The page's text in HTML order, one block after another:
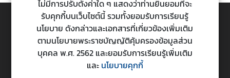
กระทรวงการต่างประเทศ
ไม่มีการปรับตั้งค่าใด ๆ แสดงว่าท่านยินยอมที่จะ
รับคุกกี้บนเว็บไซต์นี้ รวมทั้งยอมรับการเรียนรู้
นโยบาย ดังกล่าวและเอกสารที่เกี่ยวข้องเพิ่มเติม
ตามนโยบายพระราชบัญญัติคุ้มครองข้อมูลส่วน
บุคคล พ.ศ. 2562 และยอมรับการเรียนรู้เพิ่มเติม
และ นโยบายคุกกี้